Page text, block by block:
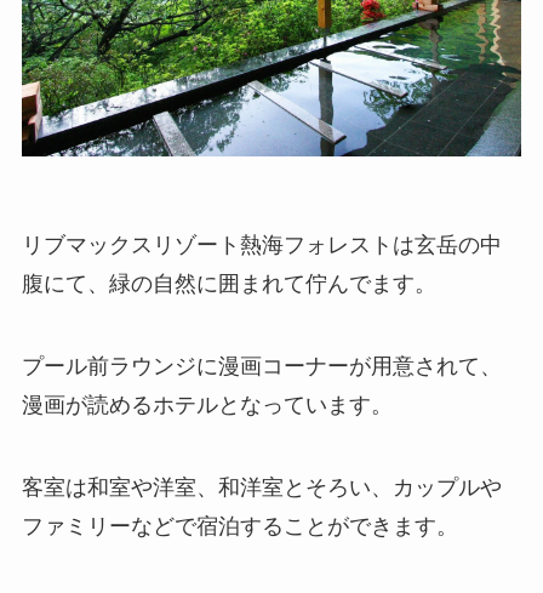
リブマックスリゾート熱海フォレストは玄岳の中
腹にて、緑の自然に囲まれて佇んでます。
プール前ラウンジに漫画コーナーが用意されて、
漫画が読めるホテルとなっています。
客室は和室や洋室、和洋室とそろい、カップルや
ファミリーなどで宿泊することができます。